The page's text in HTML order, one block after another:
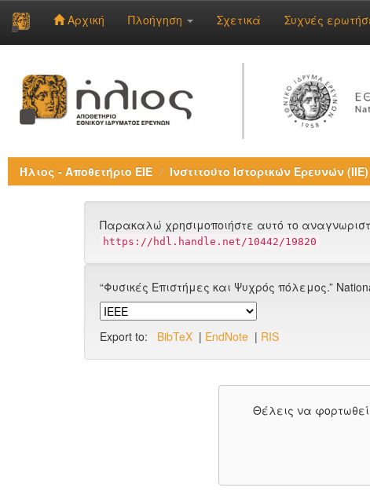
navigation
Αρχική Πλοήγηση Σχετικά Συχνές
Ήλιος - Αποθετήριο ΕΙΕ Ινστιτούτο Ιστορικών Ερευνών (ΙΙΕ)
Παρακαλώ χρησιμοποιήστε αυτό το
https://hdl.handle.net/10442/19820
“Φυσικές Επιστήμες και Ψυχρός πόλεμος.”
Export to: BibTeX | EndNote | RIS
Θέλεις να